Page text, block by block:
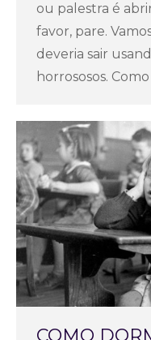
ou palestra é
favor, pare.
deveria sair
horrososos.